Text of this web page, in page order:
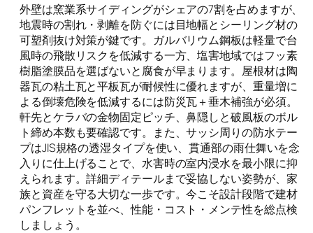
外壁は窯業系サイディングがシェアの7割を占めますが、
地震時の割れ・剥離を防ぐには目地幅とシーリング材の
可塑剤抜け対策が鍵です。ガルバリウム鋼板は軽量で台
風時の飛散リスクを低減する一方、塩害地域ではフッ素
樹脂塗膜品を選ばないと腐食が早まります。屋根材は陶
器瓦の粘土瓦と平板瓦が耐候性に優れますが、重量増に
よる倒壊危険を低減するには防災瓦＋垂木補強が必須。
軒先とケラバの金物固定ピッチ、鼻隠しと破風板のボル
ト締め本数も要確認です。また、サッシ周りの防水テー
プはJIS規格の透湿タイプを使い、貫通部の雨仕舞いを念
入りに仕上げることで、水害時の室内浸水を最小限に抑
えられます。詳細ディテールまで妥協しない姿勢が、家
族と資産を守る大切な一歩です。今こそ設計段階で建材
パンフレットを並べ、性能・コスト・メンテ性を総点検
しましょう。